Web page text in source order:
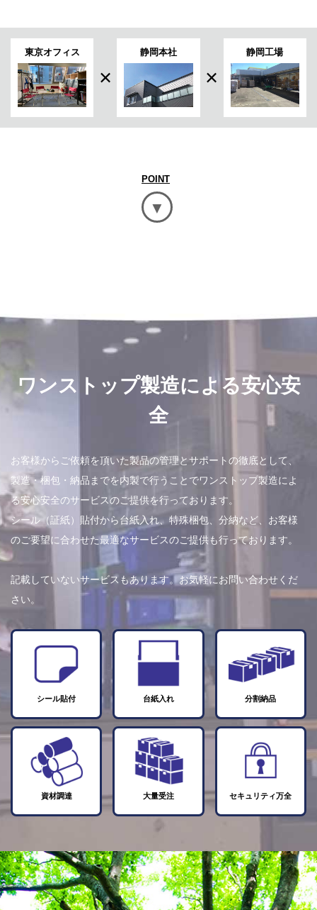
東京オフィス
×
静岡本社
×
静岡工場
POINT
ワンストップ製造による安心安
全
お客様からご依頼を頂いた製品の管理とサポートの徹底として、
製造・梱包・納品までを内製で行うことでワンストップ製造によ
る安心安全のサービスのご提供を行っております。
シール（証紙）貼付から台紙入れ、特殊梱包、分納など、お客様
のご要望に合わせた最適なサービスのご提供も行っております。
記載していないサービスもあります。お気軽にお問い合わせくだ
さい。
シール貼付 台紙入れ 分割納品
資材調達 大量受注 セキュリティ万全